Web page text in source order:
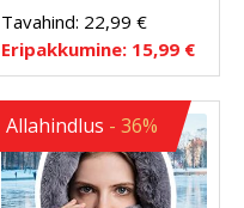
Tavahind: 22,99 €
Eripakkumine: 15,99 €
Allahindlus - 36%